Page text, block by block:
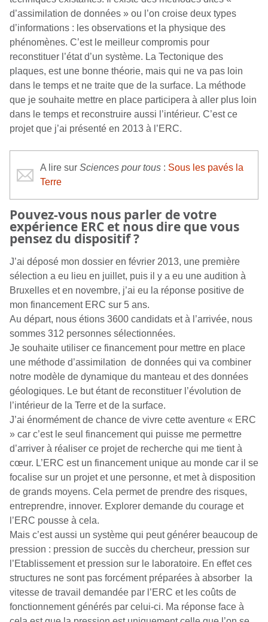
d’assimilation de données » ou l’on croise deux types
d’informations : les observations et la physique des
phénomènes. C’est le meilleur compromis pour
reconstituer l’état d’un système. La Tectonique des
plaques, est une bonne théorie, mais qui ne va pas loin
dans le temps et ne traite que de la surface. La méthode
que je souhaite mettre en place participera à aller plus loin
dans le temps et reconstruire aussi l’intérieur. C’est ce
projet que j’ai présenté en 2013 à l’ERC.
A lire sur Sciences pour tous : Sous les pavés la
Terre
Pouvez-vous nous parler de votre
expérience ERC et nous dire que vous
pensez du dispositif ?
J’ai déposé mon dossier en février 2013, une première
sélection a eu lieu en juillet, puis il y a eu une audition à
Bruxelles et en novembre, j’ai eu la réponse positive de
mon financement ERC sur 5 ans.
Au départ, nous étions 3600 candidats et à l’arrivée, nous
sommes 312 personnes sélectionnées.
Je souhaite utiliser ce financement pour mettre en place
une méthode d’assimilation de données qui va combiner
notre modèle de dynamique du manteau et des données
géologiques. Le but étant de reconstituer l’évolution de
l’intérieur de la Terre et de la surface.
J’ai énormément de chance de vivre cette aventure « ERC
» car c’est le seul financement qui puisse me permettre
d’arriver à réaliser ce projet de recherche qui me tient à
cœur. L’ERC est un financement unique au monde car il se
focalise sur un projet et une personne, et met à disposition
de grands moyens. Cela permet de prendre des risques,
entreprendre, innover. Explorer demande du courage et
l’ERC pousse à cela.
Mais c’est aussi un système qui peut générer beaucoup de
pression : pression de succès du chercheur, pression sur
l’Etablissement et pression sur le laboratoire. En effet ces
structures ne sont pas forcément préparées à absorber la
vitesse de travail demandée par l’ERC et les coûts de
fonctionnement générés par celui-ci. Ma réponse face à